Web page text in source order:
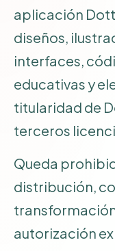
aplicación
diseños,
interfaces,
educativas y
titularidad de
terceros
Queda
distribución,
autorización